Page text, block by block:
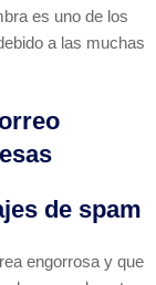
es uno de los
a las muchas
de spam
engorrosa y que